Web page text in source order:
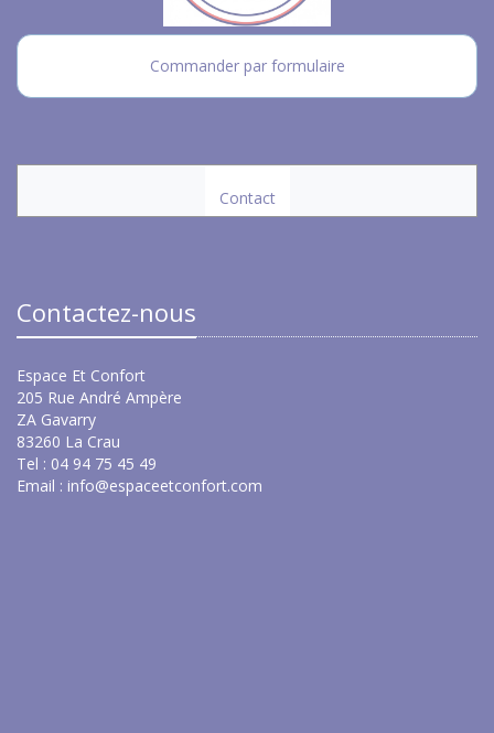
Commander par formulaire
Contact
Contactez-nous
Espace Et Confort
205 Rue André Ampère
ZA Gavarry
83260 La Crau
Tel : 04 94 75 45 49
Email : info@espaceetconfort.com